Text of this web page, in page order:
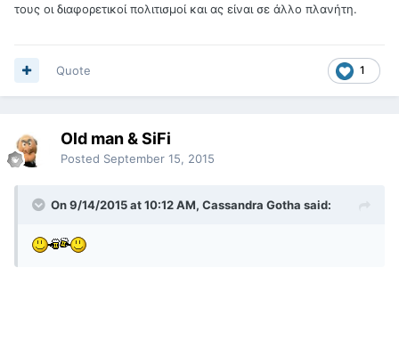
τους οι διαφορετικοί πολιτισμοί και ας είναι σε άλλο πλανήτη.
1
Quote
Old man & SiFi
Posted September 15, 2015
On 9/14/2015 at 10:12 AM, Cassandra Gotha said: